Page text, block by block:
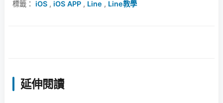
標籤： iOS , iOS APP , Line , Line教學
延伸閱讀